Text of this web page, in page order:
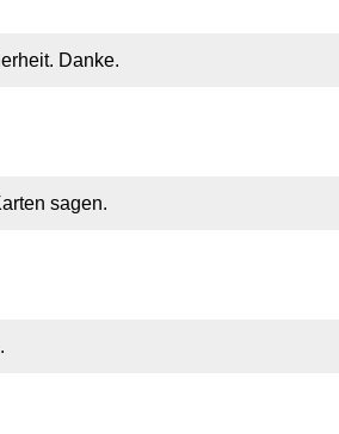
Danke.
sagen.